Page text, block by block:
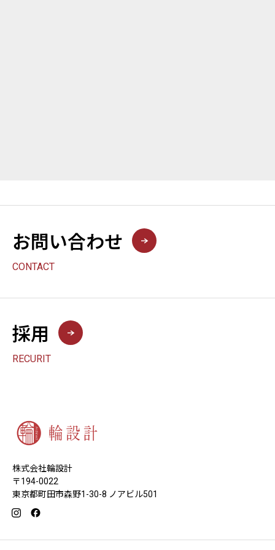
お問い合わせ
CONTACT
採用
RECURIT
株式会社輪設計
〒194-0022
東京都町田市森野1-30-8 ノアビル501